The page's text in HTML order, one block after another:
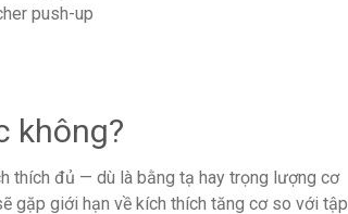
push-up
không?
thích đủ — dù là bằng tạ hay trọng lượng cơ
gặp giới hạn về kích thích tăng cơ so với tập